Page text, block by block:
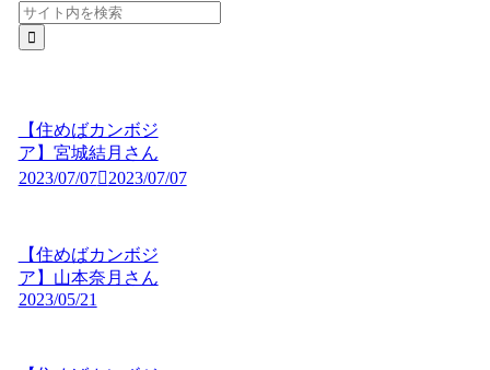
【住めばカンボジ
ア】宮城結月さん
2023/07/07
2023/07/07
【住めばカンボジ
ア】山本奈月さん
2023/05/21